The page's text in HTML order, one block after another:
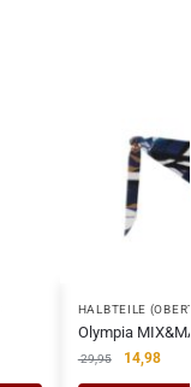
HALBTEILE
Olympia
29,95 14,98